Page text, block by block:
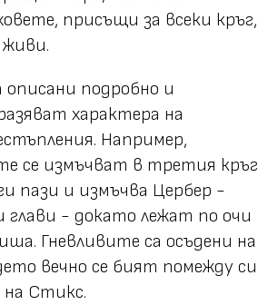
присъщи за всеки кръг,
описани подробно и
характера на
Например,
се измъчват в третия кръг
пази и измъчва Цербер -
- докато лежат по очи
Гневливите са осъдени на
вечно се бият помежду си
на Стикс.